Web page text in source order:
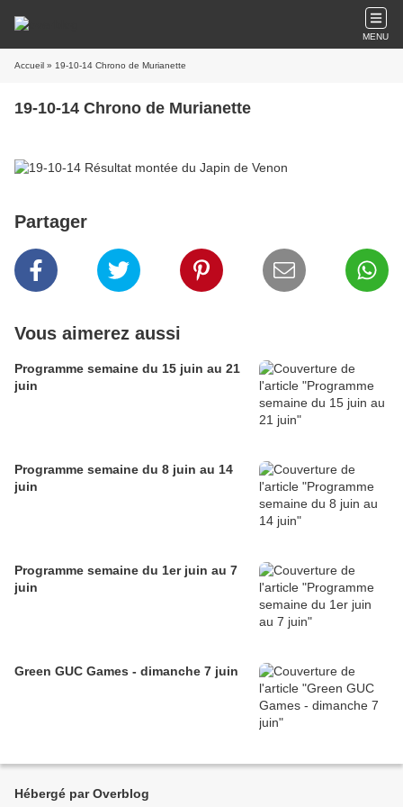
MENU
Accueil » 19-10-14 Chrono de Murianette
19-10-14 Chrono de Murianette
Partager
Vous aimerez aussi
Programme semaine du 15 juin au 21
juin
Programme semaine du 8 juin au 14
juin
Programme semaine du 1er juin au 7
juin
Green GUC Games - dimanche 7 juin
Hébergé par Overblog